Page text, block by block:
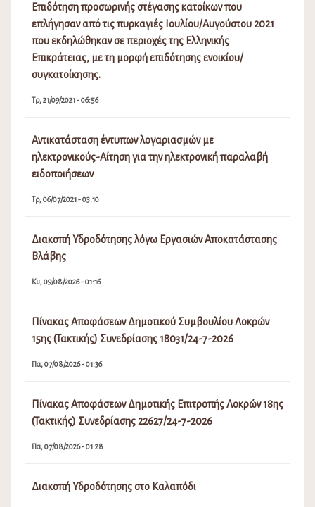
Επιδότηση προσωρινής στέγασης κατοίκων που
επλήγησαν από τις πυρκαγιές Ιουλίου/Αυγούστου 2021
που εκδηλώθηκαν σε περιοχές της Ελληνικής
Επικράτειας, με τη μορφή επιδότησης ενοικίου/
συγκατοίκησης.
Τρ, 21/09/2021 - 06:56
Αντικατάσταση έντυπων λογαριασμών με
ηλεκτρονικούς-Αίτηση για την ηλεκτρονική παραλαβή
ειδοποιήσεων
Τρ, 06/07/2021 - 03:10
Διακοπή Υδροδότησης λόγω Εργασιών Αποκατάστασης
Βλάβης
Κυ, 09/08/2026 - 01:16
Πίνακας Αποφάσεων Δημοτικού Συμβουλίου Λοκρών
15ης (Τακτικής) Συνεδρίασης 18031/24-7-2026
Πα, 07/08/2026 - 01:36
Πίνακας Αποφάσεων Δημοτικής Επιτροπής Λοκρών 18ης
(Τακτικής) Συνεδρίασης 22627/24-7-2026
Πα, 07/08/2026 - 01:28
Διακοπή Υδροδότησης στο Καλαπόδι